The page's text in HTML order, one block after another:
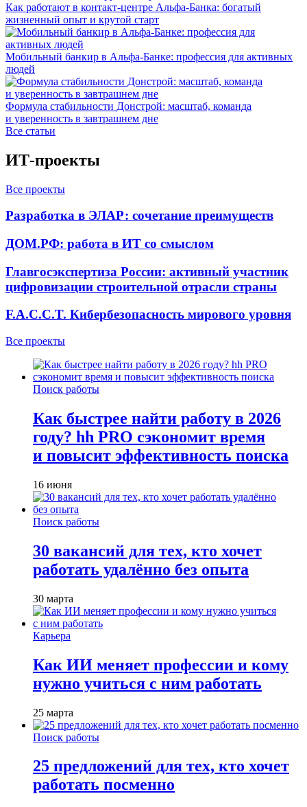
Как работают в контакт-центре Альфа-Банка: богатый
жизненный опыт и крутой старт
Мобильный банкир в Альфа-Банке: профессия для активных
людей
Формула стабильности Донстрой: масштаб, команда
и уверенность в завтрашнем дне
Все статьи
ИТ-проекты
Все проекты
Разработка в ЭЛАР: сочетание преимуществ
ДОМ.РФ: работа в ИТ со смыслом
Главгосэкспертиза России: активный участник
цифровизации строительной отрасли страны
F.A.C.C.T. Кибербезопасность мирового уровня
Все проекты
Поиск работы
Как быстрее найти работу в 2026
году? hh PRO сэкономит время
и повысит эффективность поиска
16 июня
Поиск работы
30 вакансий для тех, кто хочет
работать удалённо без опыта
30 марта
Карьера
Как ИИ меняет профессии и кому
нужно учиться с ним работать
25 марта
Поиск работы
25 предложений для тех, кто хочет
работать посменно